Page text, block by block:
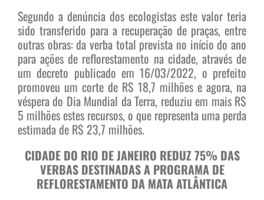
Segundo a denúncia dos ecologistas este valor teria
sido transferido para a recuperação de praças, entre
outras obras: da verba total prevista no início do ano
para ações de reflorestamento na cidade, através de
um decreto publicado em 16/03/2022, o prefeito
promoveu um corte de R$ 18,7 milhões e agora, na
véspera do Dia Mundial da Terra, reduziu em mais R$
5 milhões estes recursos, o que representa uma perda
estimada de R$ 23,7 milhões.
CIDADE DO RIO DE JANEIRO REDUZ 75% DAS
VERBAS DESTINADAS A PROGRAMA DE
REFLORESTAMENTO DA MATA ATLÂNTICA